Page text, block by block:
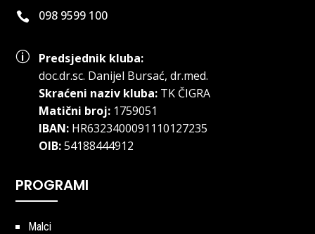
 098 9599 100
p
Predsjednik kluba:
doc.dr.sc. Danijel Bursać, dr.med.
Skraćeni naziv kluba:TK ČIGRA
Matični broj:1759051
IBAN:HR6323400091110127235
OIB:54188444912
PROGRAMI
Malci